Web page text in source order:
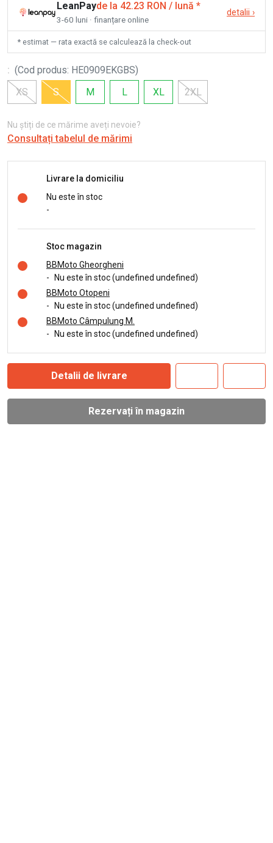
LeanPayde la 42.23 RON / lună *
3-60 luni · finanțare online
detalii ›
* estimat — rata exactă se calculează la check-out
: (Cod produs: HE0909EKGBS)
XS
S M L XL 2XL
Nu știți de ce mărime aveți nevoie?
Consultați tabelul de mărimi
Livrare la domiciliu
Nu este în stoc
-
Stoc magazin
BBMoto Gheorgheni
-
Nu este în stoc (undefined undefined)
BBMoto Otopeni
-
Nu este în stoc (undefined undefined)
BBMoto Câmpulung M.
-
Nu este în stoc (undefined undefined)
Detalii de livrare
Rezervați în magazin